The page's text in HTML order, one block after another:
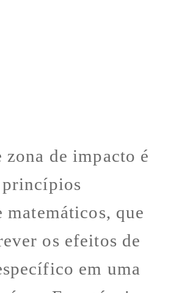
zona de impacto é
princípios
que
os efeitos de
em uma